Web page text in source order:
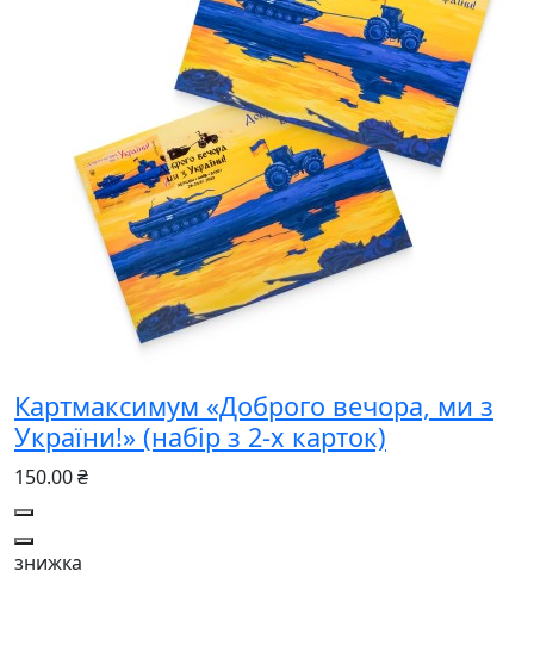
Картмаксимум «Доброго вечора, ми з
України!» (набір з 2-х карток)
150.00 ₴
знижка